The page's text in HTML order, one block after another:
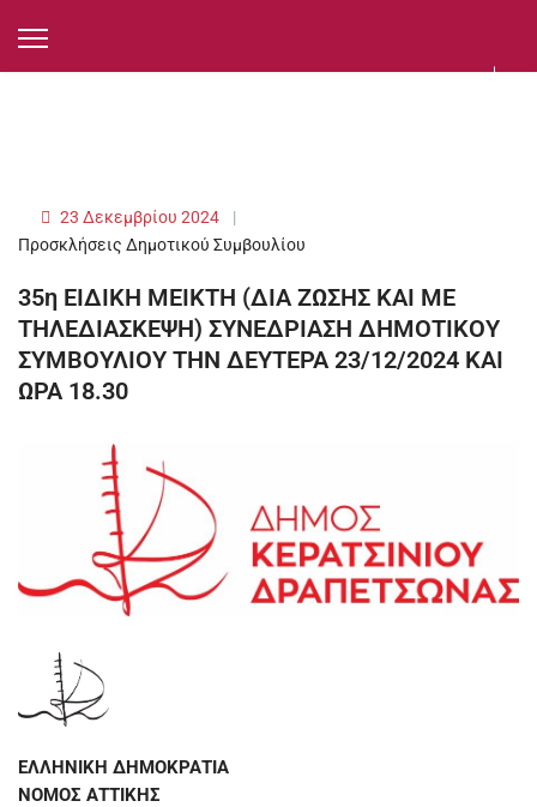
Προσκλήσεις Δημοτικού Συμβουλίου
23 Δεκεμβρίου 2024
35η ΕΙΔΙΚΗ ΜΕΙΚΤΗ (ΔΙΑ ΖΩΣΗΣ ΚΑΙ ΜΕ
ΤΗΛΕΔΙΑΣΚΕΨΗ) ΣΥΝΕΔΡΙΑΣΗ ΔΗΜΟΤΙΚΟΥ
ΣΥΜΒΟΥΛΙΟΥ ΤΗΝ ΔΕΥΤΕΡΑ 23/12/2024 ΚΑΙ
ΩΡΑ 18.30
ΕΛΛΗΝΙΚΗ ΔΗΜΟΚΡΑΤΙΑ
ΝΟΜΟΣ ΑΤΤΙΚΗΣ